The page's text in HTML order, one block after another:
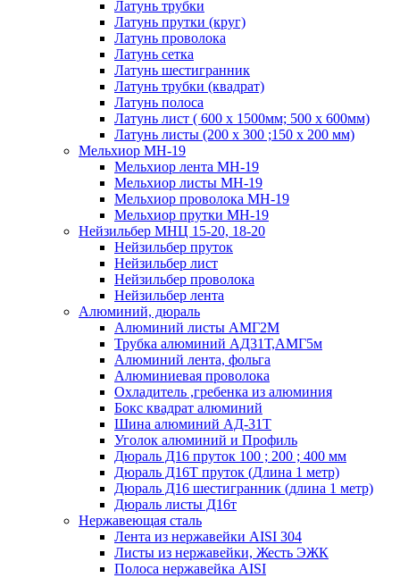
Латунь трубки
Латунь прутки (круг)
Латунь проволока
Латунь сетка
Латунь шестигранник
Латунь трубки (квадрат)
Латунь полоса
Латунь лист ( 600 х 1500мм; 500 х 600мм)
Латунь листы (200 х 300 ;150 х 200 мм)
Мельхиор МН-19
Мельхиор лента МН-19
Мельхиор листы МН-19
Мельхиор проволока МН-19
Мельхиор прутки МН-19
Нейзильбер МНЦ 15-20, 18-20
Нейзильбер пруток
Нейзильбер лист
Нейзильбер проволока
Нейзильбер лента
Алюминий, дюраль
Алюминий листы АМГ2М
Трубка алюминий АД31Т,АМГ5м
Алюминий лента, фольга
Алюминиевая проволока
Охладитель ,гребенка из алюминия
Бокс квадрат алюминий
Шина алюминий АД-31Т
Уголок алюминий и Профиль
Дюраль Д16 пруток 100 ; 200 ; 400 мм
Дюраль Д16Т пруток (Длина 1 метр)
Дюраль Д16 шестигранник (длина 1 метр)
Дюраль листы Д16т
Нержавеющая сталь
Лента из нержавейки AISI 304
Листы из нержавейки, Жесть ЭЖК
Полоса нержавейка АISI